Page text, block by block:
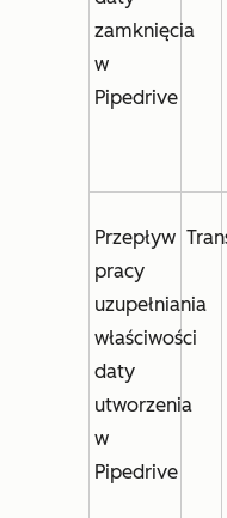
zamknięcia
w
Pipedrive
Przepływ
pracy
uzupełniania
właściwości
daty
utworzenia
w
Pipedrive